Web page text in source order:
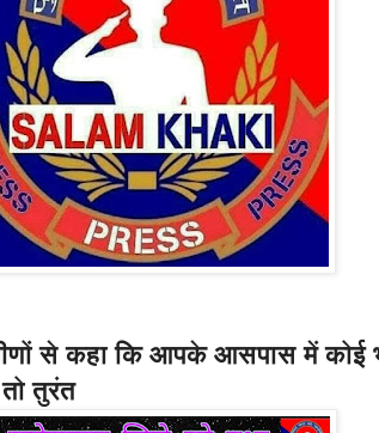
से कहा कि आपके आसपास में कोई
तुरंत